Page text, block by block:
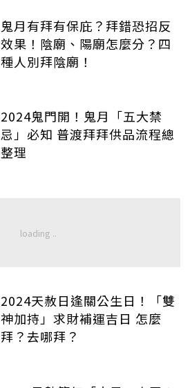
鬼月有拜有保庇？拜錯恐招反
效果！陰廟、陽廟怎麼分？四
種人別拜陰廟！
2024鬼門開！鬼月「五大禁
忌」必知 普渡拜拜供品流程總
整理
2024天赦日逢關公生日！「雙
神加持」求財補運吉日 怎麼
拜？去哪拜？